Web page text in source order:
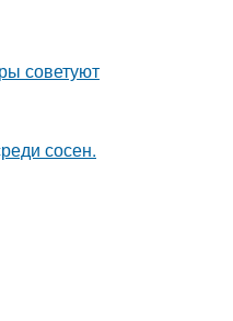
советуют
сосен.